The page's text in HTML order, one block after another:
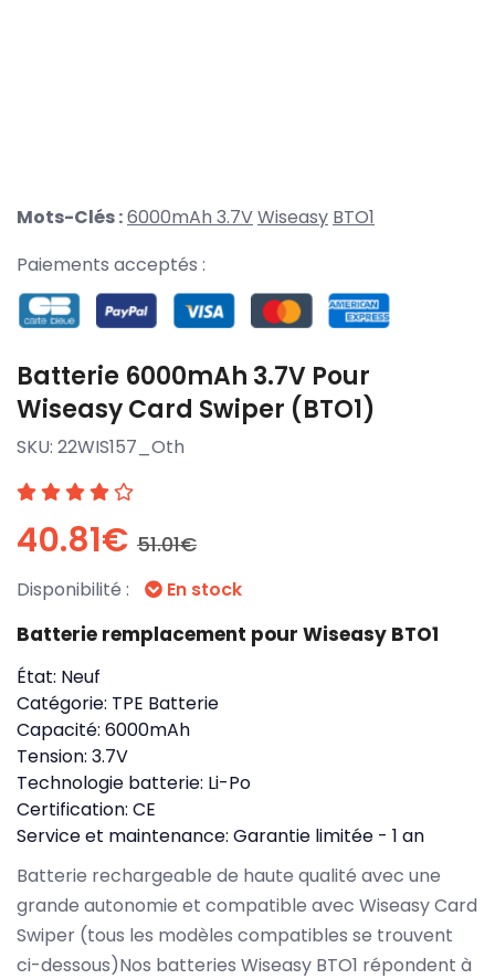
Mots-Clés :6000mAh 3.7VWiseasy BTO1
Paiements acceptés :
Batterie 6000mAh 3.7V Pour
Wiseasy Card Swiper (BTO1)
SKU: 22WIS157_Oth
40.81€ 51.01€
Disponibilité : En stock
Batterie remplacement pour Wiseasy BTO1
État: Neuf
Catégorie: TPE Batterie
Capacité: 6000mAh
Tension: 3.7V
Technologie batterie: Li-Po
Certification: CE
Service et maintenance: Garantie limitée - 1 an
Batterie rechargeable de haute qualité avec une
grande autonomie et compatible avec Wiseasy Card
Swiper (tous les modèles compatibles se trouvent
ci-dessous)Nos batteries Wiseasy BTO1 répondent à